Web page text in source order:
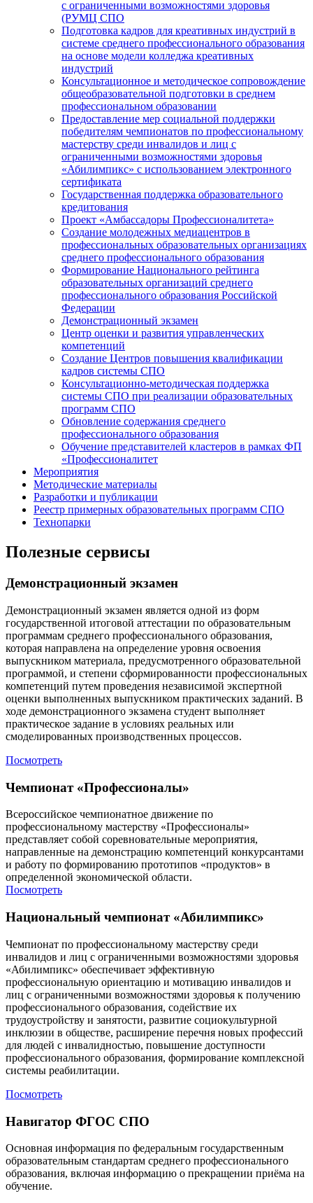
с ограниченными возможностями здоровья
(РУМЦ СПО
Подготовка кадров для креативных индустрий в
системе среднего профессионального образования
на основе модели колледжа креативных
индустрий
Консультационное и методическое сопровождение
общеобразовательной подготовки в среднем
профессиональном образовании
Предоставление мер социальной поддержки
победителям чемпионатов по профессиональному
мастерству среди инвалидов и лиц с
ограниченными возможностями здоровья
«Абилимпикс» с использованием электронного
сертификата
Государственная поддержка образовательного
кредитования
Проект «Амбассадоры Профессионалитета»
Создание молодежных медиацентров в
профессиональных образовательных организациях
среднего профессионального образования
Формирование Национального рейтинга
образовательных организаций среднего
профессионального образования Российской
Федерации
Демонстрационный экзамен
Центр оценки и развития управленческих
компетенций
Создание Центров повышения квалификации
кадров системы СПО
Консультационно-методическая поддержка
системы СПО при реализации образовательных
программ СПО
Обновление содержания среднего
профессионального образования
Обучение представителей кластеров в рамках ФП
«Профессионалитет
Мероприятия
Методические материалы
Разработки и публикации
Реестр примерных образовательных программ СПО
Технопарки
Полезные сервисы
Демонстрационный экзамен
Демонстрационный экзамен является одной из форм
государственной итоговой аттестации по образовательным
программам среднего профессионального образования,
которая направлена на определение уровня освоения
выпускником материала, предусмотренного образовательной
программой, и степени сформированности профессиональных
компетенций путем проведения независимой экспертной
оценки выполненных выпускником практических заданий. В
ходе демонстрационного экзамена студент выполняет
практическое задание в условиях реальных или
смоделированных производственных процессов.
Посмотреть
Чемпионат «Профессионалы»
Всероссийское чемпионатное движение по
профессиональному мастерству «Профессионалы»
представляет собой соревновательные мероприятия,
направленные на демонстрацию компетенций конкурсантами
и работу по формированию прототипов «продуктов» в
определенной экономической области.
Посмотреть
Национальный чемпионат «Абилимпикс»
Чемпионат по профессиональному мастерству среди
инвалидов и лиц с ограниченными возможностями здоровья
«Абилимпикс» обеспечивает эффективную
профессиональную ориентацию и мотивацию инвалидов и
лиц с ограниченными возможностями здоровья к получению
профессионального образования, содействие их
трудоустройству и занятости, развитие социокультурной
инклюзии в обществе, расширение перечня новых профессий
для людей с инвалидностью, повышение доступности
профессионального образования, формирование комплексной
системы реабилитации.
Посмотреть
Навигатор ФГОС СПО
Основная информация по федеральным государственным
образовательным стандартам среднего профессионального
образования, включая информацию о прекращении приёма на
обучение.